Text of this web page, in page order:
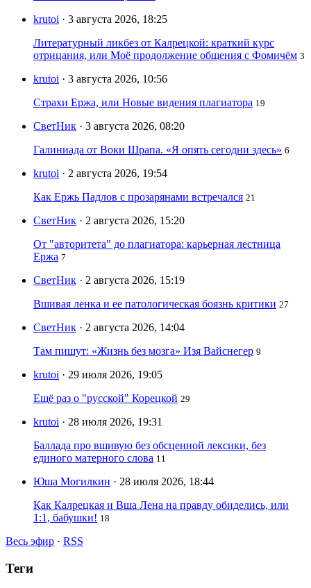
krutoi · 3 августа 2026, 18:25
Литературный ликбез от Калрецкой: краткий курс
отрицания, или Моё продолжение общения с Фомичём 3
krutoi · 3 августа 2026, 10:56
Страхи Ержа, или Новые видения плагиатора 19
СветНик · 3 августа 2026, 08:20
Галиниада от Воки Шрапа. «Я опять сегодни здесь» 6
krutoi · 2 августа 2026, 19:54
Как Ержь Падлов с прозарянами встречался 21
СветНик · 2 августа 2026, 15:20
От "авторитета" до плагиатора: карьерная лестница
Ержа 7
СветНик · 2 августа 2026, 15:19
Вшивая ленка и ее патологическая боязнь критики 27
СветНик · 2 августа 2026, 14:04
Там пишут: «Жизнь без мозга» Изя Вайснегер 9
krutoi · 29 июля 2026, 19:05
Ещё раз о "русской" Корецкой 29
krutoi · 28 июля 2026, 19:31
Баллада про вшивую без обсценной лексики, без
единого матерного слова 11
Юша Могилкин · 28 июля 2026, 18:44
Как Калрецкая и Вша Лена на правду обиделись, или
1:1, бабушки! 18
Весь эфир · RSS
Теги